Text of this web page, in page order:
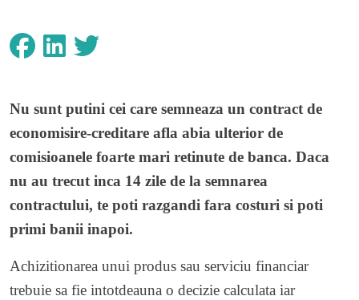
Nu sunt putini cei care semneaza un contract de
economisire-creditare afla abia ulterior de
comisioanele foarte mari retinute de banca. Daca
nu au trecut inca 14 zile de la semnarea
contractului, te poti razgandi fara costuri si poti
primi banii inapoi.
Achizitionarea unui produs sau serviciu financiar
trebuie sa fie intotdeauna o decizie calculata iar